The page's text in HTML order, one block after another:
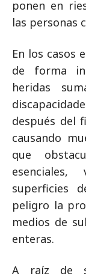
ponen en
las personas
En los casos
de forma
heridas
después del
causando
que
esenciales,
superficies
peligro la
medios de
enteras.
A raíz de